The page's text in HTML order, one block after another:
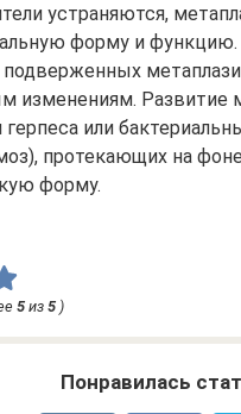
устраняются,
форму и функцию.
подверженных
изменениям. Развитие
или
протекающих на
форму.
5 из 5 )
Понравилась